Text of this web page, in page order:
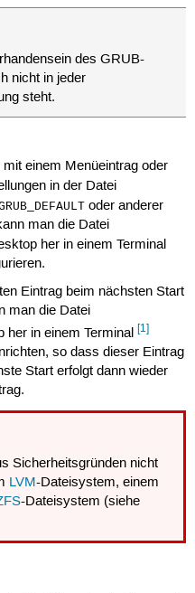
des GRUB-
nicht in jeder
steht.
einem Menüeintrag oder
in der Datei
oder anderer
man die Datei
her in einem Terminal
Eintrag beim nächsten Start
man die Datei
in einem Terminal [1]
so dass dieser Eintrag
Start erfolgt dann wieder
Sicherheitsgründen nicht
LVM-Dateisystem, einem
-Dateisystem (siehe